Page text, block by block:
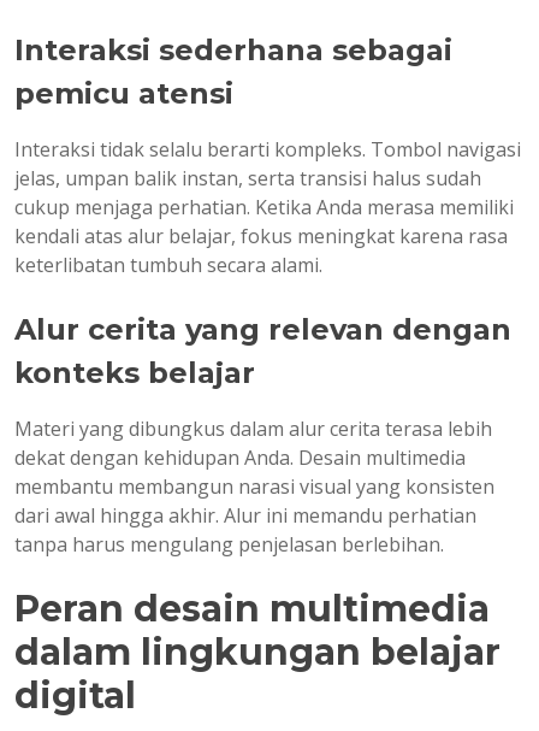
Interaksi sederhana sebagai
pemicu atensi
Interaksi tidak selalu berarti kompleks. Tombol navigasi
jelas, umpan balik instan, serta transisi halus sudah
cukup menjaga perhatian. Ketika Anda merasa memiliki
kendali atas alur belajar, fokus meningkat karena rasa
keterlibatan tumbuh secara alami.
Alur cerita yang relevan dengan
konteks belajar
Materi yang dibungkus dalam alur cerita terasa lebih
dekat dengan kehidupan Anda. Desain multimedia
membantu membangun narasi visual yang konsisten
dari awal hingga akhir. Alur ini memandu perhatian
tanpa harus mengulang penjelasan berlebihan.
Peran desain multimedia
dalam lingkungan belajar
digital